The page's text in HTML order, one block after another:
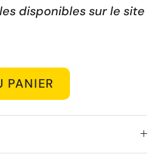
disponibles sur le site
PANIER